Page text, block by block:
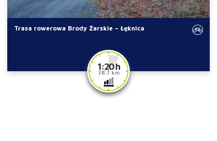
Trasa rowerowa Brody Żarskie – Łęknica
1:20 h
38.7 km